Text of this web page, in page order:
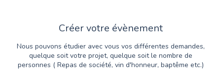
Créer votre évènement
Nous pouvons étudier avec vous vos différentes demandes,
quelque soit votre projet, quelque soit le nombre de
personnes ( Repas de société, vin d'honneur, baptême etc.)